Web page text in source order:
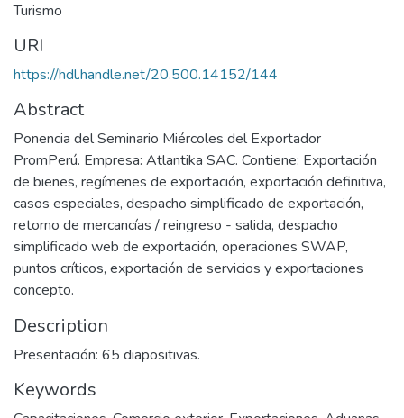
Turismo
URI
https://hdl.handle.net/20.500.14152/144
Abstract
Ponencia del Seminario Miércoles del Exportador
PromPerú. Empresa: Atlantika SAC. Contiene: Exportación
de bienes, regímenes de exportación, exportación definitiva,
casos especiales, despacho simplificado de exportación,
retorno de mercancías / reingreso - salida, despacho
simplificado web de exportación, operaciones SWAP,
puntos críticos, exportación de servicios y exportaciones
concepto.
Description
Presentación: 65 diapositivas.
Keywords